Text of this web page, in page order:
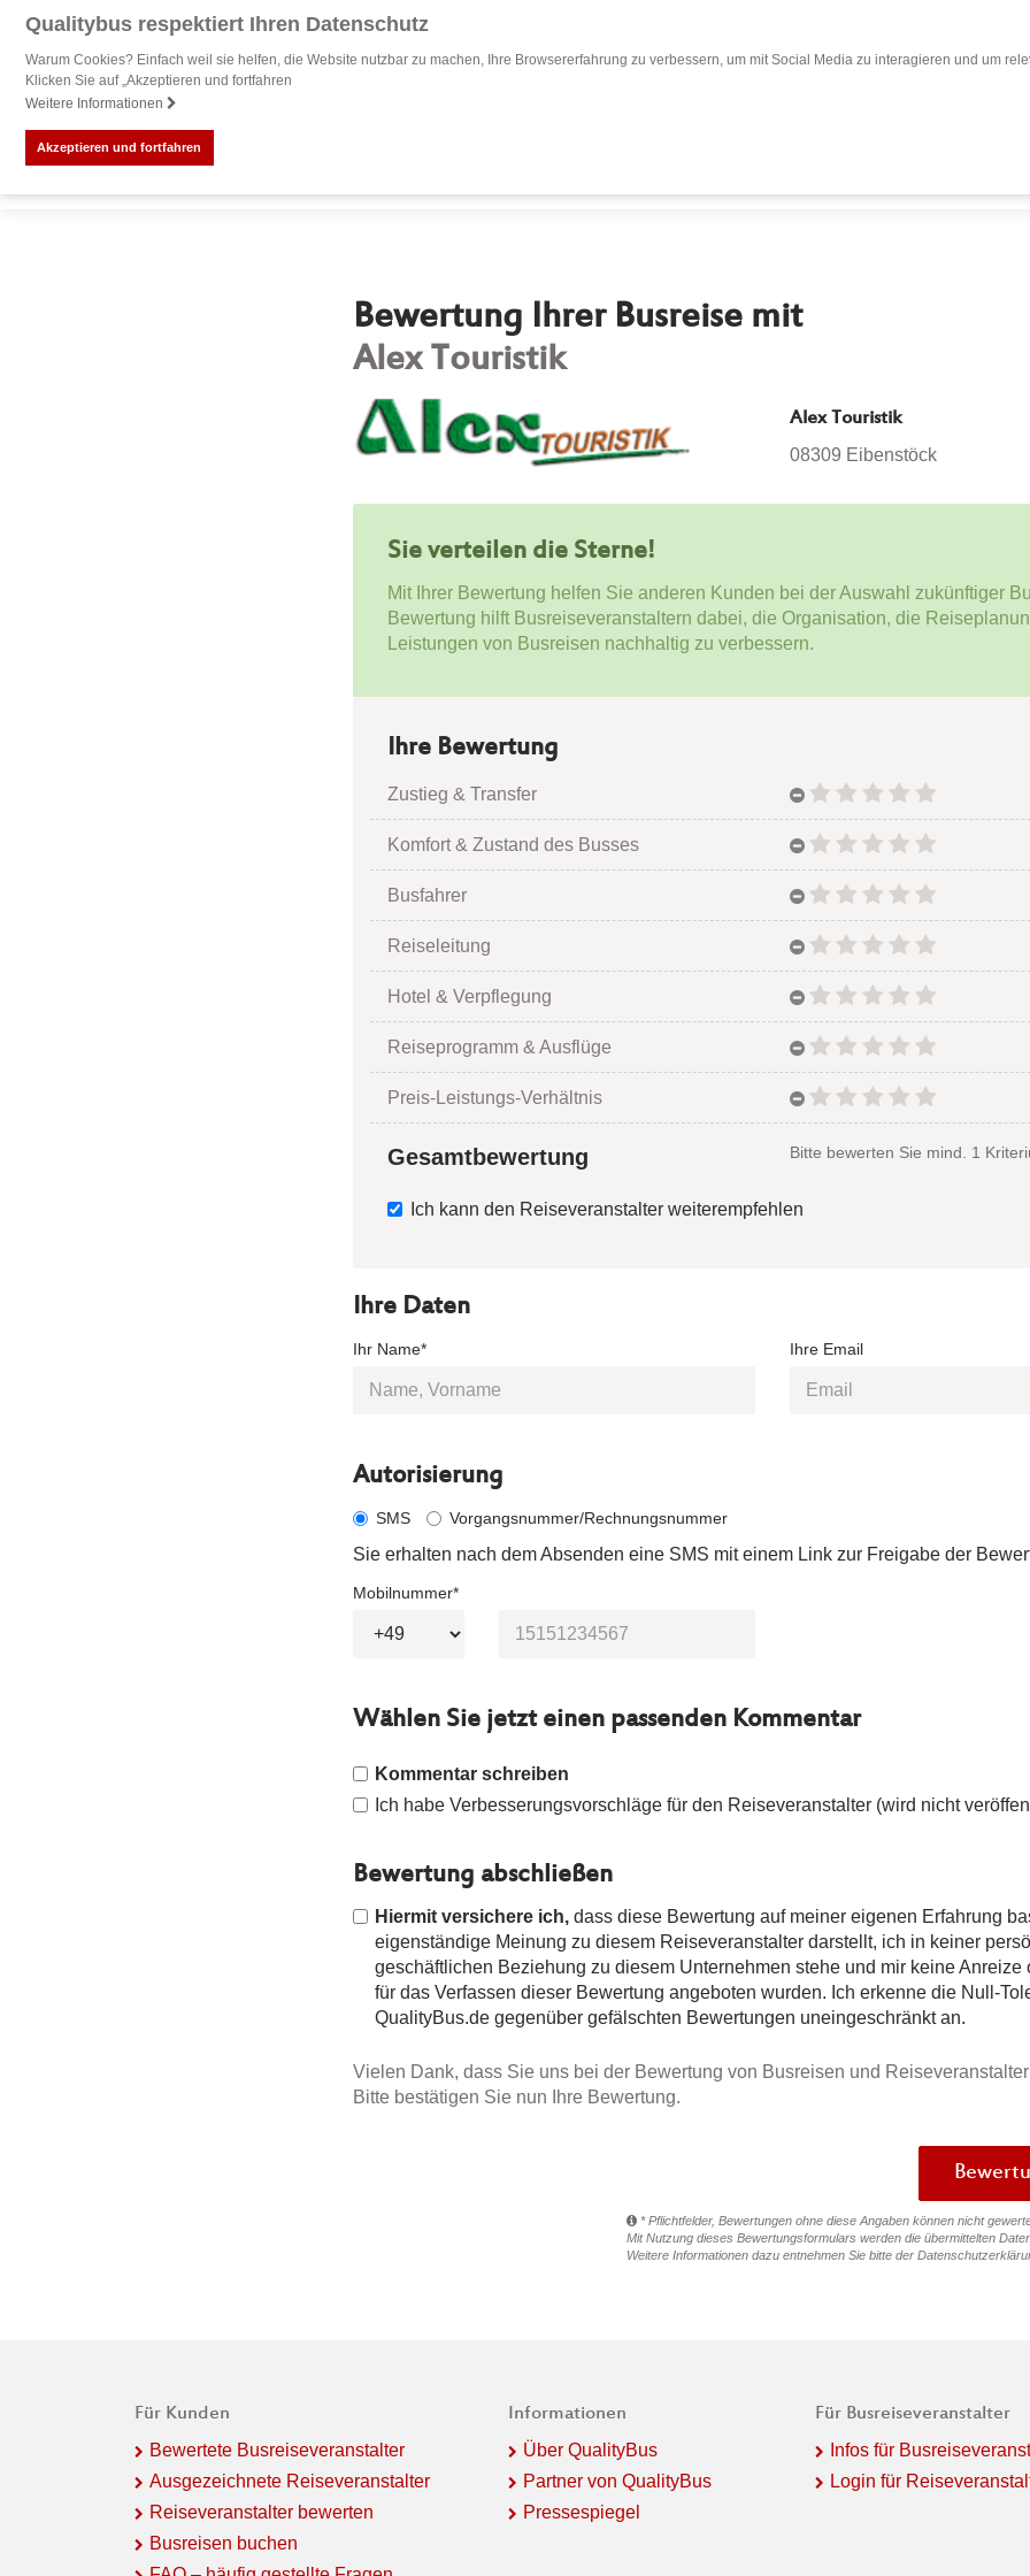
Qualitybus respektiert Ihren Datenschutz
Warum Cookies? Einfach weil sie helfen, die Website nutzbar zu machen, Ihre Browsererfahrung zu verbessern, um mit Social Media zu interagieren und um
Klicken Sie auf „Akzeptieren und fortfahren
Weitere Informationen
Akzeptieren und fortfahren
Bewertung Ihrer Busreise mit
Alex Touristik
Alex Touristik
08309 Eibenstöck
Sie verteilen die Sterne!
Mit Ihrer Bewertung helfen Sie anderen Kunden bei der Auswahl zukünftiger
Bewertung hilft Busreiseveranstaltern dabei, die Organisation, die
Leistungen von Busreisen nachhaltig zu verbessern.
Ihre Bewertung
Zustieg & Transfer
Komfort & Zustand des Busses
Busfahrer
Reiseleitung
Hotel & Verpflegung
Reiseprogramm & Ausflüge
Preis-Leistungs-Verhältnis
Gesamtbewertung Bitte bewerten Sie mind. 1
Ich kann den Reiseveranstalter weiterempfehlen
Ihre Daten
Ihr Name* Ihre Email
Autorisierung
SMS Vorgangsnummer/Rechnungsnummer
Sie erhalten nach dem Absenden eine SMS mit einem Link zur Freigabe der
Mobilnummer*
Wählen Sie jetzt einen passenden Kommentar
Kommentar schreiben
Ich habe Verbesserungsvorschläge für den Reiseveranstalter (wird nicht
Bewertung abschließen
Hiermit versichere ich, dass diese Bewertung auf meiner eigenen Erfahrung
eigenständige Meinung zu diesem Reiseveranstalter darstellt, ich in keiner
geschäftlichen Beziehung zu diesem Unternehmen stehe und mir keine Anreize
für das Verfassen dieser Bewertung angeboten wurden. Ich erkenne die Null-
QualityBus.de gegenüber gefälschten Bewertungen uneingeschränkt an.
Vielen Dank, dass Sie uns bei der Bewertung von Busreisen und
Bitte bestätigen Sie nun Ihre Bewertung.
* Pflichtfelder, Bewertungen ohne diese Angaben können nicht
Mit Nutzung dieses Bewertungsformulars werden die übermittelten
Weitere Informationen dazu entnehmen Sie bitte der
Für Kunden
Bewertete Busreiseveranstalter
Ausgezeichnete Reiseveranstalter
Reiseveranstalter bewerten
Busreisen buchen
Informationen
Über QualityBus
Partner von QualityBus
Pressespiegel
Für Busreiseveranstalter
Infos für
Login für